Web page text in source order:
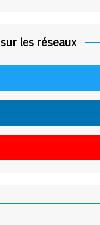
les réseaux